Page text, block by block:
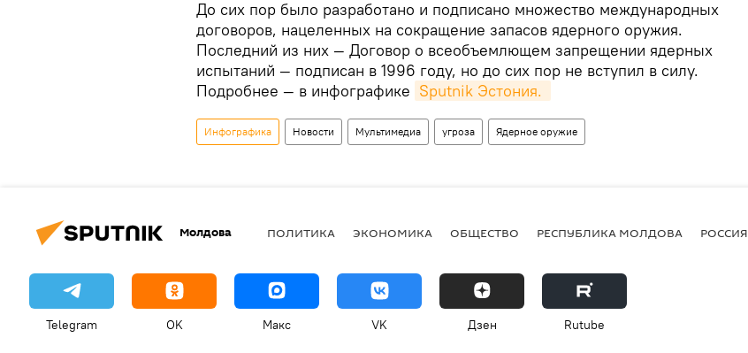
До сих пор было разработано и подписано множество международных
договоров, нацеленных на сокращение запасов ядерного оружия.
Последний из них — Договор о всеобъемлющем запрещении ядерных
испытаний — подписан в 1996 году, но до сих пор не вступил в силу.
Подробнее — в инфографике Sputnik Эстония.
Инфографика Новости Мультимедиа угроза Ядерное оружие
Молдова ПОЛИТИКА ЭКОНОМИКА ОБЩЕСТВО РЕСПУБЛИКА МОЛДОВА РОССИЯ
Telegram OK Макс VK Дзен Rutube